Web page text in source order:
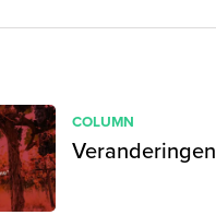
COLUMN
Veranderingen